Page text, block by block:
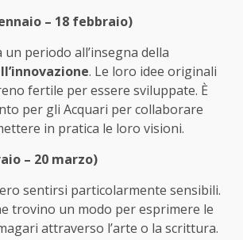
– 18 febbraio)
un periodo all’insegna della
. Le loro idee originali
fertile per essere sviluppate. È
per gli Acquari per collaborare
in pratica le loro visioni.
– 20 marzo)
sentirsi particolarmente sensibili.
trovino un modo per esprimere le
attraverso l’arte o la scrittura.